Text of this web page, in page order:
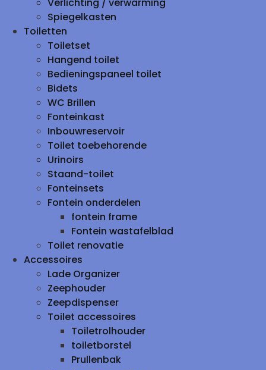
Spiegelkasten
Toiletten
Toiletset
Hangend toilet
Bedieningspaneel toilet
Bidets
WC Brillen
Fonteinkast
Inbouwreservoir
Toilet toebehorende
Urinoirs
Staand-toilet
Fonteinsets
Fontein onderdelen
fontein frame
Fontein wastafelblad
Toilet renovatie
Accessoires
Lade Organizer
Zeephouder
Zeepdispenser
Toilet accessoires
Toiletrolhouder
toiletborstel
Prullenbak